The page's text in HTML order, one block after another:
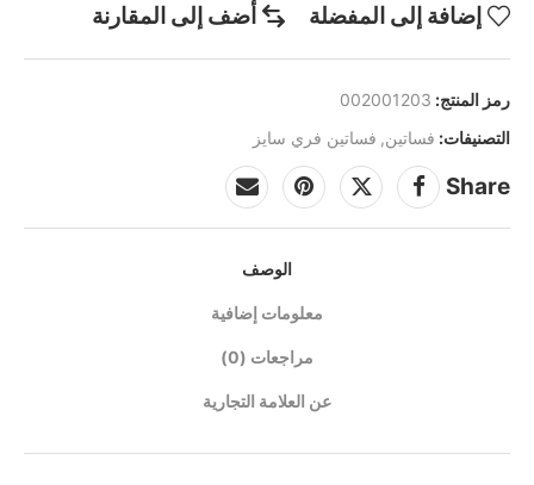
إضافة إلى المفضلة أضف إلى المقارنة
رمز المنتج: 002001203
التصنيفات: فساتين, فساتين فري سايز
Share
الوصف
معلومات إضافية
مراجعات (0)
عن العلامة التجارية